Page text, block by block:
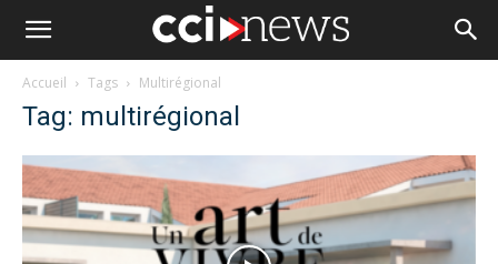
Accueil Tags Multirégional
Tag: multirégional